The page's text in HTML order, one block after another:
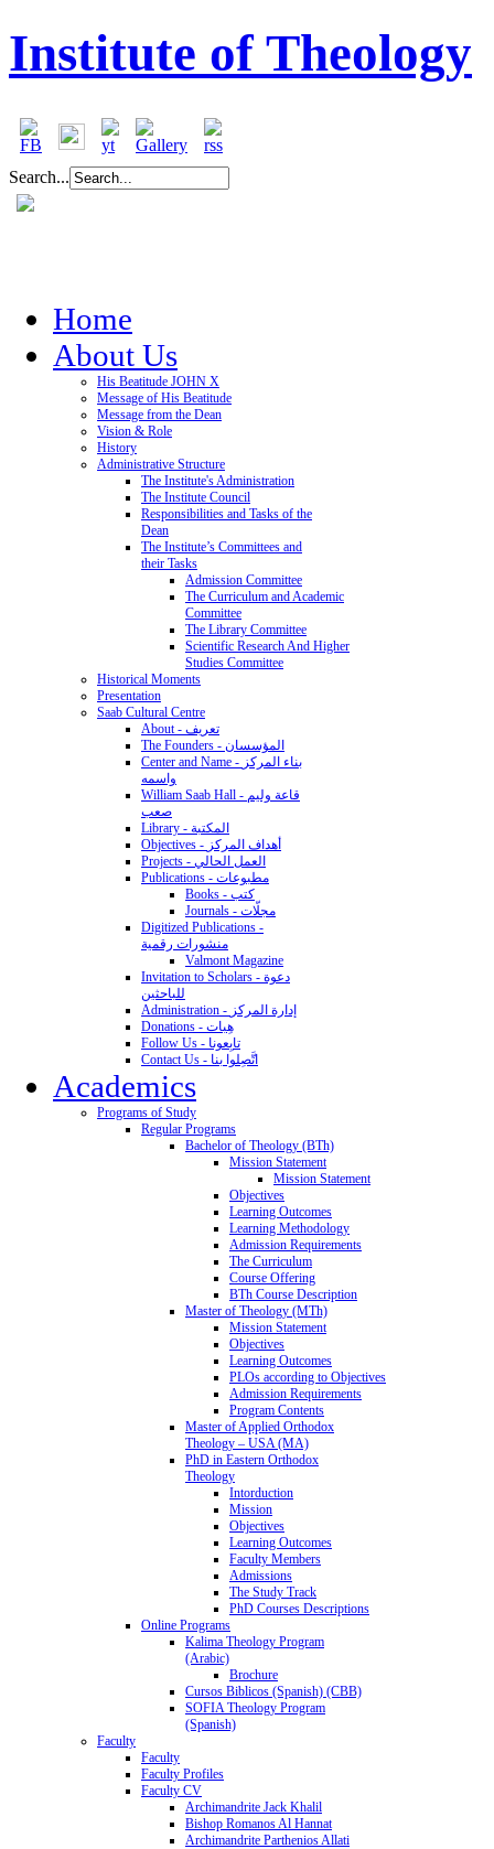
Institute of Theology
Search...
Home
About Us
His Beatitude JOHN X
Message of His Beatitude
Message from the Dean
Vision & Role
History
Administrative Structure
The Institute's Administration
The Institute Council
Responsibilities and Tasks of the
Dean
The Institute’s Committees and
their Tasks
Admission Committee
The Curriculum and Academic
Committee
The Library Committee
Scientific Research And Higher
Studies Committee
Historical Moments
Presentation
Saab Cultural Centre
About - تعريف
The Founders - المؤسسان
Center and Name - بناء المركز
واسمه
William Saab Hall - قاعة وليم
صعب
Library - المكتبة
Objectives - أهداف المركز
Projects - العمل الحالي
Publications - مطبوعات
Books - كتب
Journals - مجلّات
Digitized Publications -
منشورات رقمية
Valmont Magazine
Invitation to Scholars - دعوة
للباحثين
Administration - إدارة المركز
Donations - هِبات
Follow Us - تابِعونا
Contact Us - اتَّصِلوا بنا
Academics
Programs of Study
Regular Programs
Bachelor of Theology (BTh)
Mission Statement
Mission Statement
Objectives
Learning Outcomes
Learning Methodology
Admission Requirements
The Curriculum
Course Offering
BTh Course Description
Master of Theology (MTh)
Mission Statement
Objectives
Learning Outcomes
PLOs according to Objectives
Admission Requirements
Program Contents
Master of Applied Orthodox
Theology – USA (MA)
PhD in Eastern Orthodox
Theology
Intorduction
Mission
Objectives
Learning Outcomes
Faculty Members
Admissions
The Study Track
PhD Courses Descriptions
Online Programs
Kalima Theology Program
(Arabic)
Brochure
Cursos Biblicos (Spanish) (CBB)
SOFIA Theology Program
(Spanish)
Faculty
Faculty
Faculty Profiles
Faculty CV
Archimandrite Jack Khalil
Bishop Romanos Al Hannat
Archimandrite Parthenios Allati